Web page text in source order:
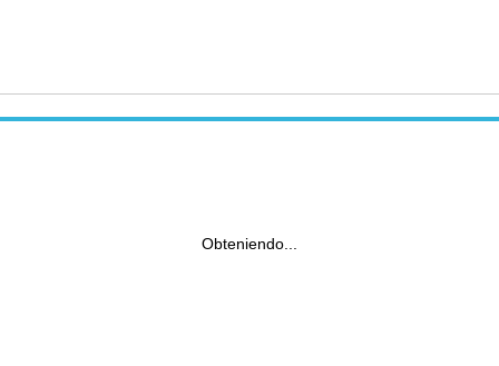
Obteniendo...